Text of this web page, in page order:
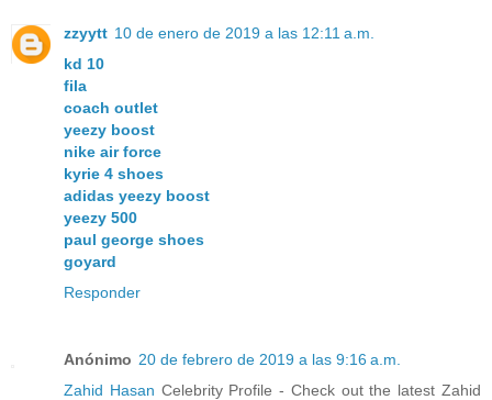
zzyytt 10 de enero de 2019 a las 12:11 a.m.
kd 10
fila
coach outlet
yeezy boost
nike air force
kyrie 4 shoes
adidas yeezy boost
yeezy 500
paul george shoes
goyard
Responder
Anónimo 20 de febrero de 2019 a las 9:16 a.m.
Zahid Hasan Celebrity Profile - Check out the latest Zahid